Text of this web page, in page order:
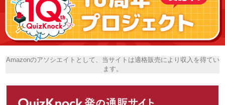
Amazonのアソシエイトとして、当サイトは適格販売により収入を得てい
ます。